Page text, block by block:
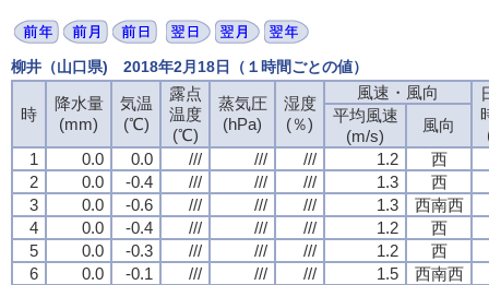
柳井（山口県) 2018年2月18日（１時間ごとの値）
時
降水量
(mm)
気温
(℃)
露点
温度
(℃)
蒸気圧
(hPa)
湿度
(％)
風速・風向
平均風速
(m/s)
風向
1
0.0 0.0 /// /// /// 1.2
西
2
0.0 -0.4 /// /// /// 1.3
西
3
0.0 -0.6 /// /// /// 1.3
西南西
4
0.0 -0.4 /// /// /// 1.2
西
5
0.0 -0.3 /// /// /// 1.2
西
6
0.0 -0.1 /// /// /// 1.5
西南西